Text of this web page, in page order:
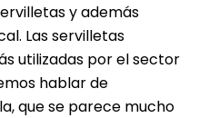
y además
Las servilletas
utilizadas por el sector
hablar de
que se parece mucho